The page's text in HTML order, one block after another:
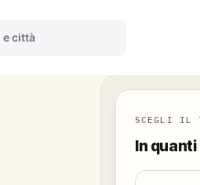
SCEGLI IL
In